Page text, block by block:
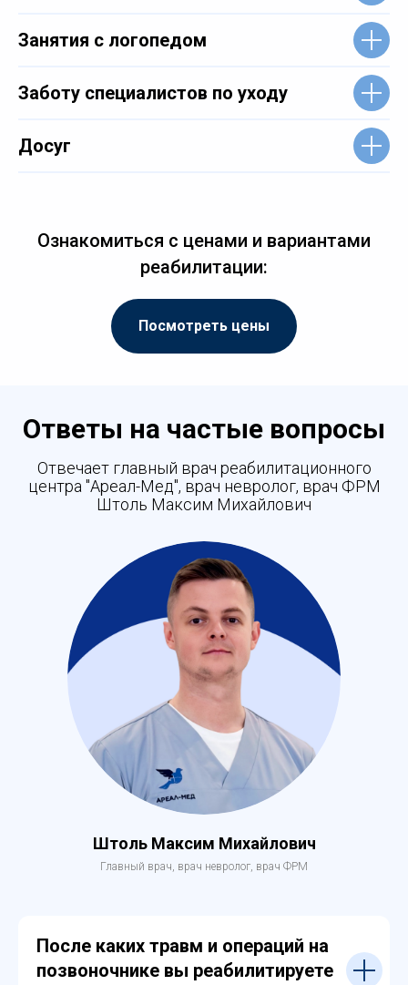
Занятия с логопедом
Заботу специалистов по уходу
Досуг
Ознакомиться с ценами и вариантами
реабилитации:
Посмотреть цены
Ответы на частые вопросы
Отвечает главный врач реабилитационного
центра "Ареал-Мед", врач невролог, врач ФРМ
Штоль Максим Михайлович
Штоль Максим Михайлович
Главный врач, врач невролог, врач ФРМ
После каких травм и операций на
позвоночнике вы реабилитируете